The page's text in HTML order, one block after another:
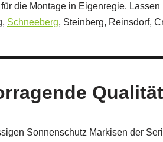
die Montage in Eigenregie.
Schneeberg, Steinberg, Reinsdorf,
Sonnenschutz Markisen der